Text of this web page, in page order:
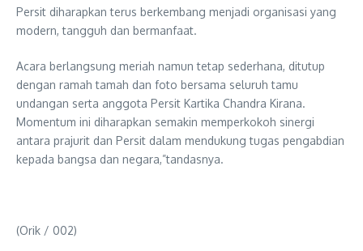
Persit diharapkan terus berkembang menjadi organisasi yang
modern, tangguh dan bermanfaat.
Acara berlangsung meriah namun tetap sederhana, ditutup
dengan ramah tamah dan foto bersama seluruh tamu
undangan serta anggota Persit Kartika Chandra Kirana.
Momentum ini diharapkan semakin memperkokoh sinergi
antara prajurit dan Persit dalam mendukung tugas pengabdian
kepada bangsa dan negara,”tandasnya.
(Orik / 002)